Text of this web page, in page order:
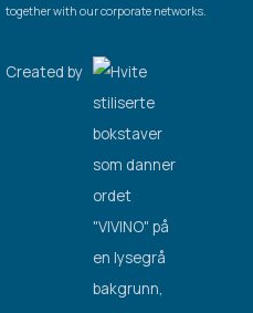
together with our corporate networks.
Created by